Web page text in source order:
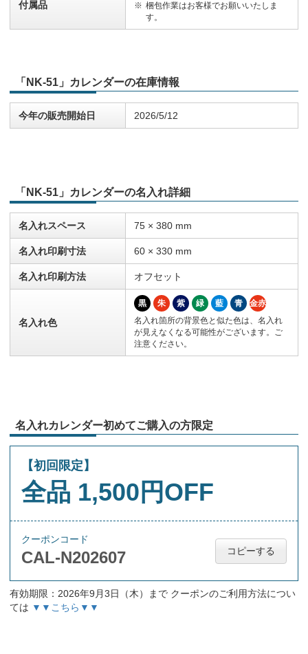
付属品
梱包作業はお客様でお願いいたしま
す。
「NK-51」カレンダーの在庫情報
今年の販売開始日 2026/5/12
「NK-51」カレンダーの名入れ詳細
名入れスペース 75 × 380 mm
名入れ印刷寸法 60 × 330 mm
名入れ印刷方法 オフセット
名入れ色
黒 朱 紫 緑 藍 青
金赤
名入れ箇所の背景色と似た色は、名入れ
が見えなくなる可能性がございます。ご
注意ください。
名入れカレンダー初めてご購入の方限定
【初回限定】
全品 1,500円OFF
クーポンコード
CAL-N202607 コピーする
有効期限：2026年9月3日（木）まで クーポンのご利用方法につい
ては ▼▼こちら▼▼